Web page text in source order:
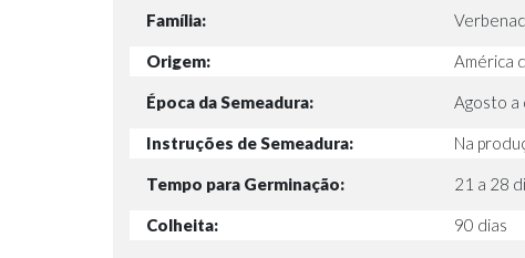
Família:
Origem: América
Época da Semeadura: Agosto a
Instruções de Semeadura: Na
Tempo para Germinação: 21 a 28
Colheita: 90 dias